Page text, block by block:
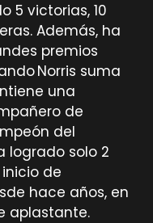
5 victorias, 10
Además, ha
premios
Norris suma
una
de
del
logrado solo 2
de
hace años, en
aplastante.